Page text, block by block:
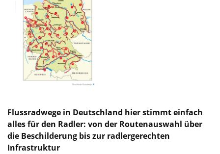
Flussradwege in Deutschland hier stimmt einfach
alles für den Radler: von der Routenauswahl über
die Beschilderung bis zur radlergerechten
Infrastruktur